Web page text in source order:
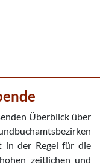
Überblick über
in der Regel für die
zeitlichen und